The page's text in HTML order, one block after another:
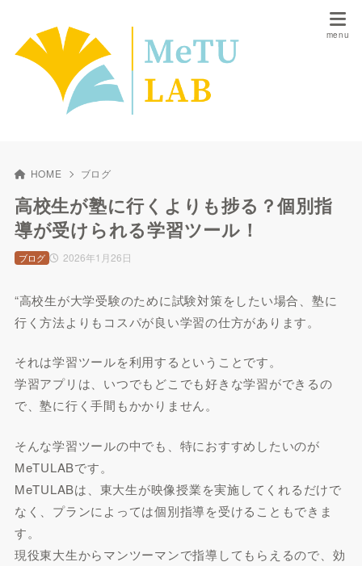
HOME ブログ
高校生が塾に行くよりも捗る？個別指
導が受けられる学習ツール！
2026年1月26日
ブログ
“高校生が大学受験のために試験対策をしたい場合、塾に
行く方法よりもコスパが良い学習の仕方があります。
それは学習ツールを利用するということです。
学習アプリは、いつでもどこでも好きな学習ができるの
で、塾に行く手間もかかりません。
そんな学習ツールの中でも、特におすすめしたいのが
MeTULABです。
MeTULABは、東大生が映像授業を実施してくれるだけで
なく、プランによっては個別指導を受けることもできま
す。
現役東大生からマンツーマンで指導してもらえるので、効